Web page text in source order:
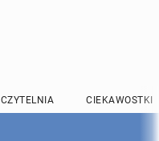
CZYTELNIA CIEKAWOSTKI